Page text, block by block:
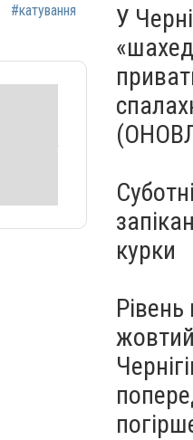
#катування
У
курки
Рівень